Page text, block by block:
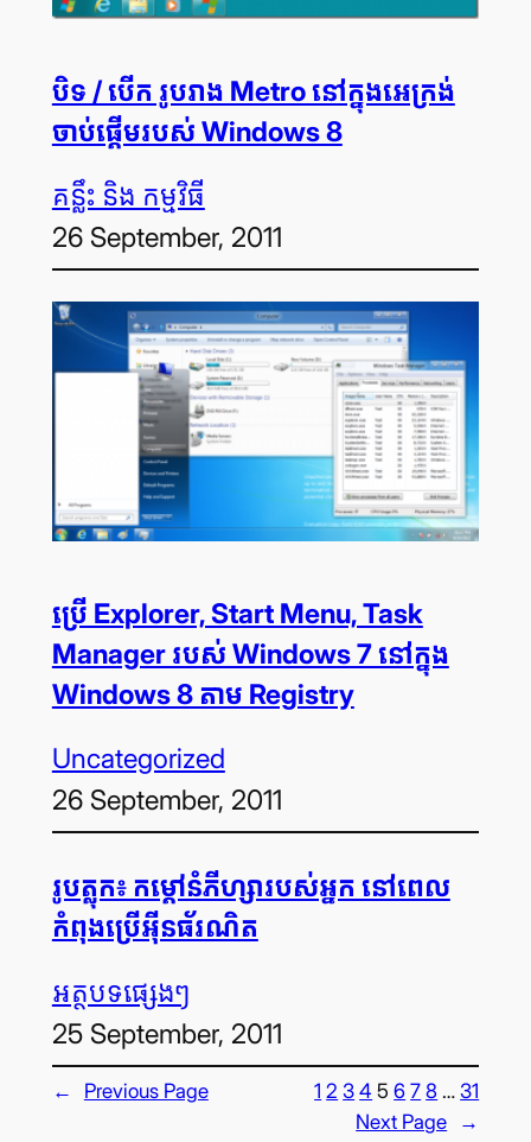
បិទ / បើក រូបរាង Metro នៅ​ក្នុង​អេក្រង់​
ចាប់​ផ្ដើមរបស់ Windows 8
គន្លឹះ និង កម្មវិធី
26 September, 2011
ប្រើ Explorer, Start Menu, Task
Manager របស់ Windows 7 នៅ​ក្នុង
Windows 8 តាម Registry
Uncategorized
26 September, 2011
រូប​ត្លុក៖ កម្ដៅ​នំ​ភីហ្សា​របស់​អ្នក នៅ​ពេល​
កំពុង​ប្រើ​អ៊ីនធ័រណិត
អត្ថបទ​ផ្សេងៗ
25 September, 2011
← Previous Page 1 2 34 5 678 …31
Next Page
→